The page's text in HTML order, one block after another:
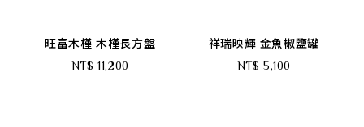
旺富木槿 木槿長方盤
NT$ 11,200
祥瑞映輝 金魚椒鹽罐
NT$ 5,100